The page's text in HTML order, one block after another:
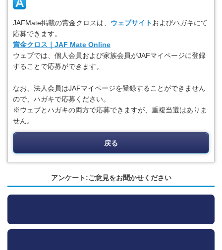
JAFMate掲載の賞金クロスは、 ウェブサイトおよびハガキにて
応募できます。
賞金クロス｜JAF Mate Online
ウェブでは、個人会員および家族会員がJAFマイページに登録
することで応募ができます。
なお、法人会員はJAFマイページを登録することができません
ので、ハガキで応募ください。
※ウェブとハガキの両方で応募できますが、重複当選はありま
せん。
戻る
アンケート:ご意見をお聞かせください